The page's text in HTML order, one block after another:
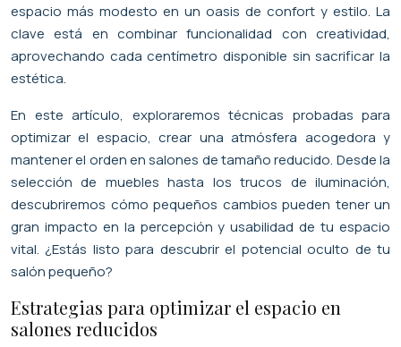
espacio más modesto en un oasis de confort y estilo. La
clave está en combinar funcionalidad con creatividad,
aprovechando cada centímetro disponible sin sacrificar la
estética.
En este artículo, exploraremos técnicas probadas para
optimizar el espacio, crear una atmósfera acogedora y
mantener el orden en salones de tamaño reducido. Desde la
selección de muebles hasta los trucos de iluminación,
descubriremos cómo pequeños cambios pueden tener un
gran impacto en la percepción y usabilidad de tu espacio
vital. ¿Estás listo para descubrir el potencial oculto de tu
salón pequeño?
Estrategias para optimizar el espacio en
salones reducidos